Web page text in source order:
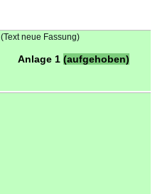
(Text neue Fassung)
Anlage 1 (aufgehoben)